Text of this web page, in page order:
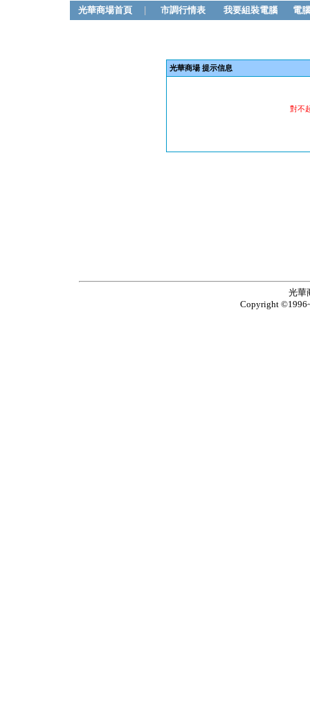
光華商場首頁 市調行情表 我要組裝電腦 電
光華商場 提示信息
對不
光華
Copyright